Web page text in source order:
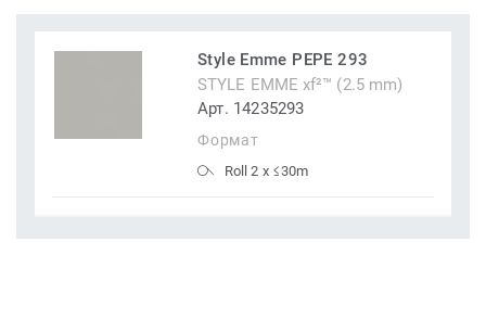
Style Emme PEPE 293
STYLE EMME xf²™ (2.5 mm)
Арт. 14235293
Формат
Roll 2 x ≤30m